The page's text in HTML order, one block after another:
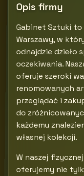
Opis firmy
Gabinet Sztuki to
Warszawy, w
odnajdzie dzieło
oczekiwania.
oferuje szeroki
renomowanych
przeglądać i
do
każdemu
własnej kolekcji.
W naszej
oferujemy nie